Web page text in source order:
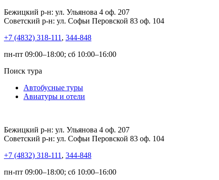
Бежицкий р-н: ул. Ульянова 4 оф. 207
Советский р-н: ул. Софьи Перовской 83 оф. 104
+7 (4832) 318-111 , 344-848
пн-пт 09:00–18:00; сб 10:00–16:00
Поиск тура
Автобусные туры
Авиатуры и отели
Бежицкий р-н: ул. Ульянова 4 оф. 207
Советский р-н: ул. Софьи Перовской 83 оф. 104
+7 (4832) 318-111 , 344-848
пн-пт 09:00–18:00; сб 10:00–16:00